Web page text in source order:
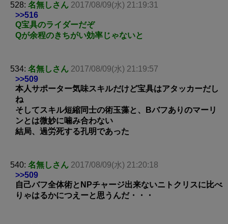
528: 名無しさん 2017/08/09(水) 21:19:31
>>516
Q宝具のライダーだぞ
Qが余程のきちがい効率じゃないと
534: 名無しさん 2017/08/09(水) 21:19:57
>>509
本人サポーター気味スキルだけど宝具はアタッカーだし
ね
そしてスキル短縮同士の術玉藻と、Bバフありのマーリ
ンとは微妙に噛み合わない
結局、過労死する孔明であった
540: 名無しさん 2017/08/09(水) 21:20:18
>>509
自己バフ全体術とNPチャージ出来ないニトクリスに比べ
りゃはるかにつえーと思うんだ・・・